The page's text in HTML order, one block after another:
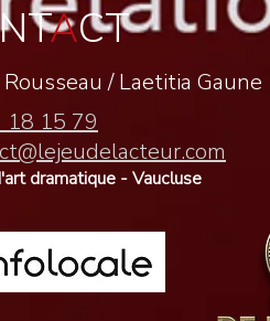
ACT
/Laetitia Gaune
18 15 79
dramatique - Vaucluse